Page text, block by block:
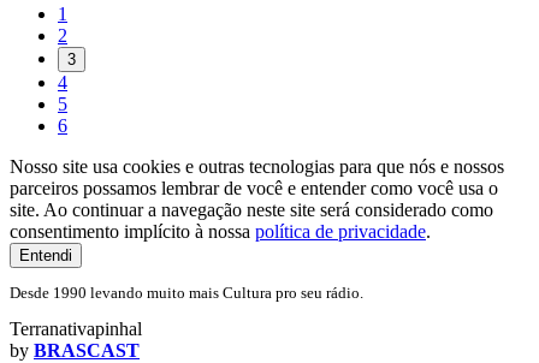
1
2
3
4
5
6
Nosso site usa cookies e outras tecnologias para que nós e nossos
parceiros possamos lembrar de você e entender como você usa o
site. Ao continuar a navegação neste site será considerado como
consentimento implícito à nossa política de privacidade.
Entendi
Desde 1990 levando muito mais Cultura pro seu rádio.
Terranativapinhal
by BRASCAST